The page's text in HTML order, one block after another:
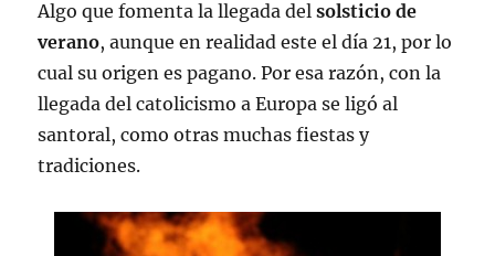
Algo que fomenta la llegada delsolsticio de
verano, aunque en realidad este el día 21, por lo
cual su origen es pagano. Por esa razón, con la
llegada del catolicismo a Europa se ligó al
santoral, como otras muchas fiestas y
tradiciones.